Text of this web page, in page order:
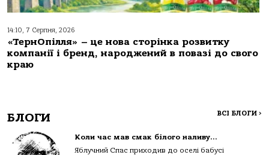
14:10, 7 Серпня, 2026
«ТернОпілля» – це нова сторінка розвитку
компанії і бренд, народжений в повазі до свого
краю
БЛОГИ ВСІ БЛОГИ >
Коли час мав смак білого наливу…
Яблучний Спас приходив до оселі бабусі